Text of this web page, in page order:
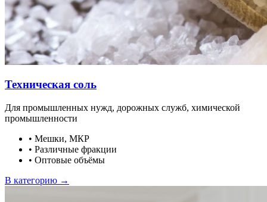
Техническая соль
Для промышленных нужд, дорожных служб, химической
промышленности
• Мешки, МКР
• Различные фракции
• Оптовые объёмы
В категорию →